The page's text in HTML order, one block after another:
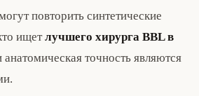
повторить синтетические
ищетлучшего хирурга BBL в
анатомическая точность являются